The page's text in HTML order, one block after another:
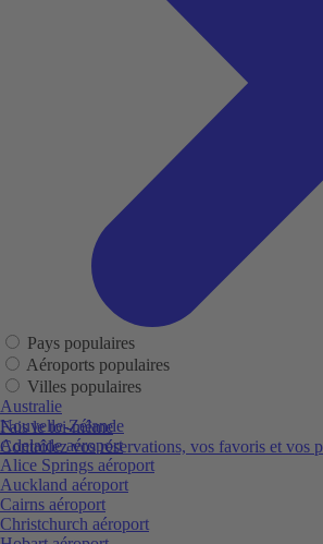
Fais le toi-même
Contrôlez vos réservations, vos favoris et vos
Pays populaires
Aéroports populaires
Villes populaires
Australie
Nouvelle-Zélande
Adelaide aéroport
Alice Springs aéroport
Auckland aéroport
Cairns aéroport
Christchurch aéroport